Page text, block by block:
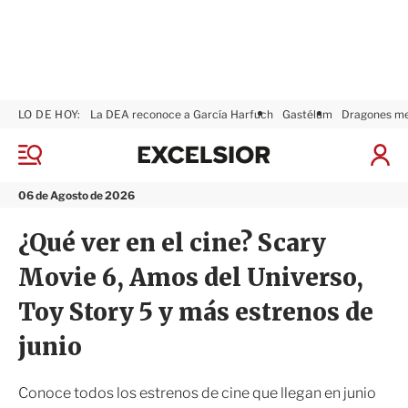
M
n
06 de Agosto de 2026
LO DE HOY: La DEA reconoce a García Harfuch Gastélum Dragones
I
x
s
i
r
¿Qué ver en el cine? Scary
Movie 6, Amos del Universo,
Toy Story 5 y más estrenos de
junio
Conoce todos los estrenos de cine que llegan en junio